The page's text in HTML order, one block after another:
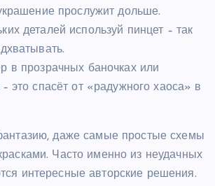
прослужит дольше.
деталей используй пинцет – так
в прозрачных баночках или
– это спасёт от «радужного хаоса» в
даже самые простые схемы
Часто именно из неудачных
интересные авторские решения.